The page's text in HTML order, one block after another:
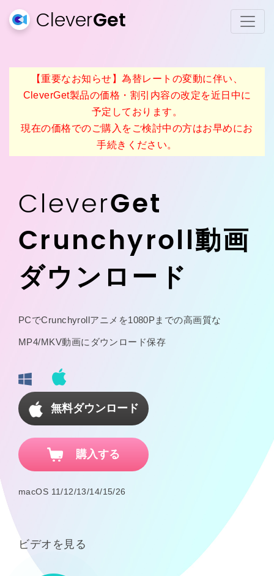
CleverGet
【重要なお知らせ】為替レートの変動に伴い、
CleverGet製品の価格・割引内容の改定を近日中に
予定しております。
現在の価格でのご購入をご検討中の方はお早めにお
手続きください。
CleverGet
Crunchyroll動画
ダウンロード
PCでCrunchyrollアニメを1080Pまでの高画質な
MP4/MKV動画にダウンロード保存
無料ダウンロード
購入する
macOS 11/12/13/14/15/26
ビデオを見る